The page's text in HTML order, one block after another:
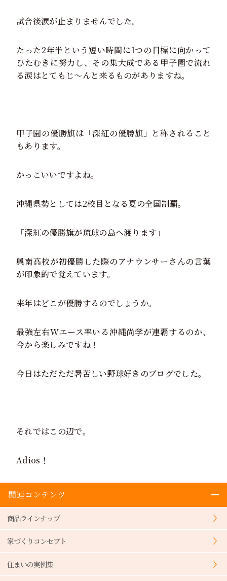
試合後涙が止まりませんでした。
たった2年半という短い時間に1つの目標に向かって
ひたむきに努力し、その集大成である甲子園で流れ
る涙はとてもじ～んと来るものがありますね。
甲子園の優勝旗は「深紅の優勝旗」と称されること
もあります。
かっこいいですよね。
沖縄県勢としては2校目となる夏の全国制覇。
「深紅の優勝旗が琉球の島へ渡ります」
興南高校が初優勝した際のアナウンサーさんの言葉
が印象的で覚えています。
来年はどこが優勝するのでしょうか。
最強左右Wエース率いる沖縄尚学が連覇するのか、
今から楽しみですね！
今日はただただ暑苦しい野球好きのブログでした。
それではこの辺で。
Adios！
関連コンテンツ
商品ラインナップ
家づくりコンセプト
住まいの実例集